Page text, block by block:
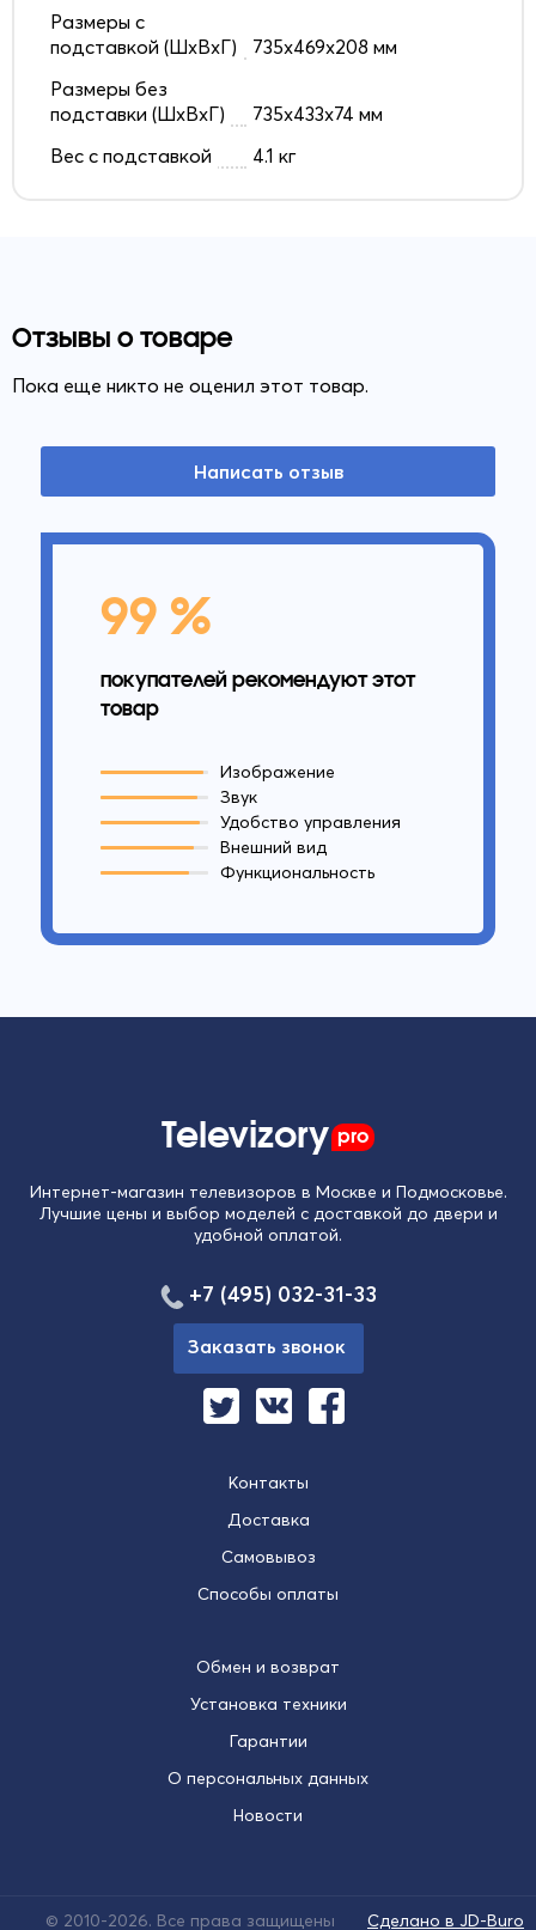
Размеры с
подставкой (ШxВxГ)
735x469x208 мм
Размеры без
подставки (ШxВxГ)
735x433x74 мм
Вес с подставкой
4.1 кг
Отзывы о товаре
Пока еще никто не оценил этот товар.
Написать отзыв
99 %
покупателей рекомендуют этот
товар
Изображение
Звук
Удобство управления
Внешний вид
Функциональность
Televizory pro
Интернет-магазин телевизоров в Москве и Подмосковье.
Лучшие цены и выбор моделей с доставкой до двери и
удобной оплатой.
Контакты
Доставка
Самовывоз
Способы оплаты
Обмен и возврат
Установка техники
Гарантии
О персональных данных
Новости
+7 (495) 032-31-33
Заказать звонок
© 2010-2026. Все права защищены Сделано в JD-Buro